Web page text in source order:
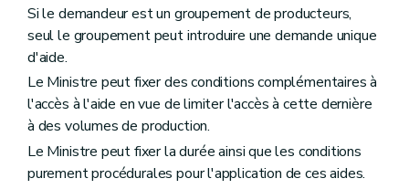
Si le demandeur est un groupement de producteurs,
seul le groupement peut introduire une demande unique
d'aide.
Le Ministre peut fixer des conditions complémentaires à
l'accès à l'aide en vue de limiter l'accès à cette dernière
à des volumes de production.
Le Ministre peut fixer la durée ainsi que les conditions
purement procédurales pour l'application de ces aides.